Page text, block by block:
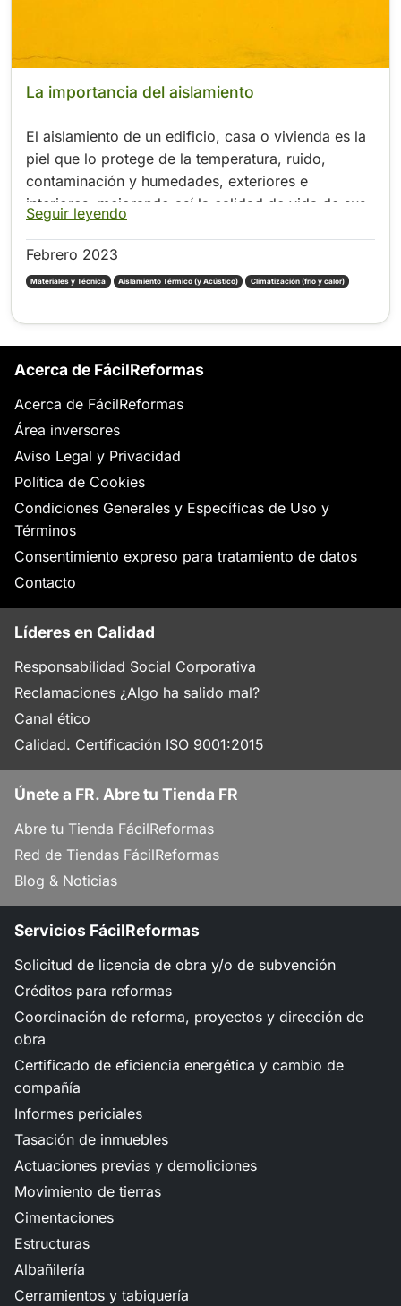
La importancia del aislamiento
El aislamiento de un edificio, casa o vivienda es la
piel que lo protege de la temperatura, ruido,
contaminación y humedades, exteriores e
interiores, mejorando así la calidad de vida de sus
ocupantes, mientras optimiza
Seguir leyendo
Febrero 2023
Materiales y Técnica Aislamiento Térmico (y Acústico) Climatización (frío y calor)
Acerca de FácilReformas
Acerca de FácilReformas
Área inversores
Aviso Legal y Privacidad
Política de Cookies
Condiciones Generales y Específicas de Uso y
Términos
Consentimiento expreso para tratamiento de datos
Contacto
Líderes en Calidad
Responsabilidad Social Corporativa
Reclamaciones ¿Algo ha salido mal?
Canal ético
Calidad. Certificación ISO 9001:2015
Únete a FR. Abre tu Tienda FR
Abre tu Tienda FácilReformas
Red de Tiendas FácilReformas
Blog & Noticias
Servicios FácilReformas
Solicitud de licencia de obra y/o de subvención
Créditos para reformas
Coordinación de reforma, proyectos y dirección de
obra
Certificado de eficiencia energética y cambio de
compañía
Informes periciales
Tasación de inmuebles
Actuaciones previas y demoliciones
Movimiento de tierras
Cimentaciones
Estructuras
Albañilería
Cerramientos y tabiquería